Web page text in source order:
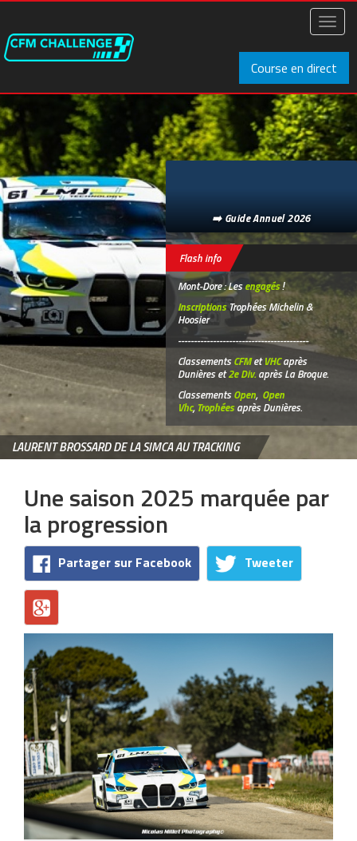
Aller
principal
Course en direct
➡️ Guide Annuel 2026
Flash info
Mont-Dore : Lesengagés!
InscriptionsTrophées Michelin &
Hoosier
-----------------------------------------
ClassementsCFMetVHCaprès
Dunières et2e Div. après La Broque.
ClassementsOpen, Open
Vhc, Trophéesaprès Dunières.
LAURENT BROSSARD DE LA SIMCA AU TRACKING
Une saison 2025 marquée par
la progression
Partager sur Facebook Tweeter